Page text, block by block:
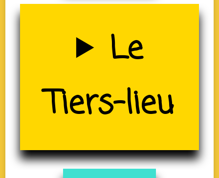
Uzerche
(19)
Le
Tiers-lieu